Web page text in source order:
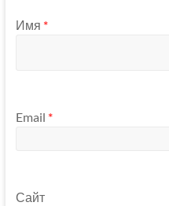
Имя *
Email *
Сайт